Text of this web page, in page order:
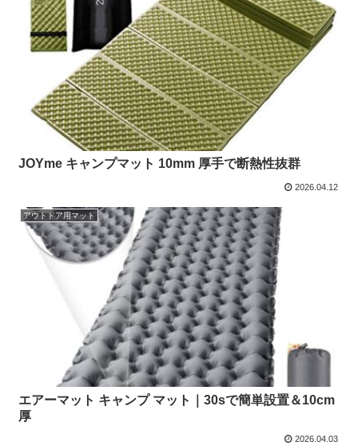
JOYme キャンプマット 10mm 厚手で断熱性抜群
2026.04.12
アウトドア用マット
エアーマット キャンプ マット｜30sで簡単設置＆10cm
厚
2026.04.03